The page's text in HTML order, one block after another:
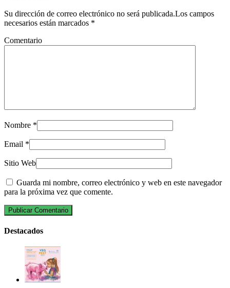
Su dirección de correo electrónico no será publicada.Los campos
necesarios están marcados *
Comentario
Nombre *
Email *
Sitio Web
Guarda mi nombre, correo electrónico y web en este navegador
para la próxima vez que comente.
Destacados